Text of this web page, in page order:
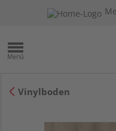
Vinylboden